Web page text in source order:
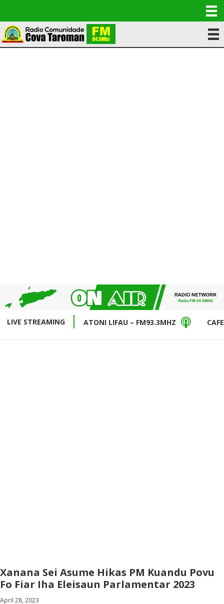
LIVE STREAMING ATONI LIFAU – FM93.3MHZ
Xanana Sei Asume Hikas PM Kuandu Povu
Fo Fiar Iha Eleisaun Parlamentar 2023
April 28, 2023